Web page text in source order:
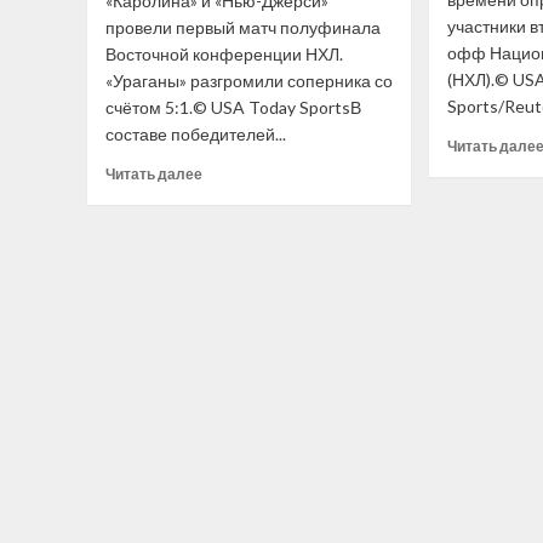
провели первый матч полуфинала
Восточной конференции НХЛ.
«Ураганы» разгромили соперника со
счётом 5:1.© USA Today SportsВ
составе победителей...
Читать далееПрочитать
участники
офф
(НХЛ).©
Sports/
Читать далее